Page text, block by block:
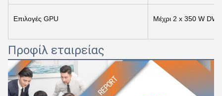
Επιλογές GPU Μέχρι 2 x 350 W DW
Προφίλ εταιρείας